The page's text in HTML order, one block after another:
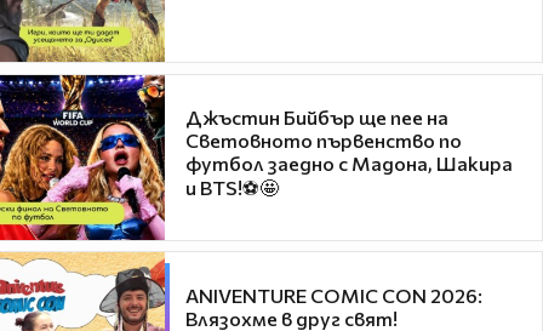
Джъстин Бийбър ще пее на
Световното първенство по
футбол заедно с Мадона, Шакира
и BTS!⚽🤩
ANIVENTURE COMIC CON 2026:
Влязохме в друг свят!